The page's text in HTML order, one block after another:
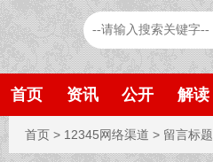
首页 资讯 公开 解读
首页 > 12345网络渠道 > 留言标题